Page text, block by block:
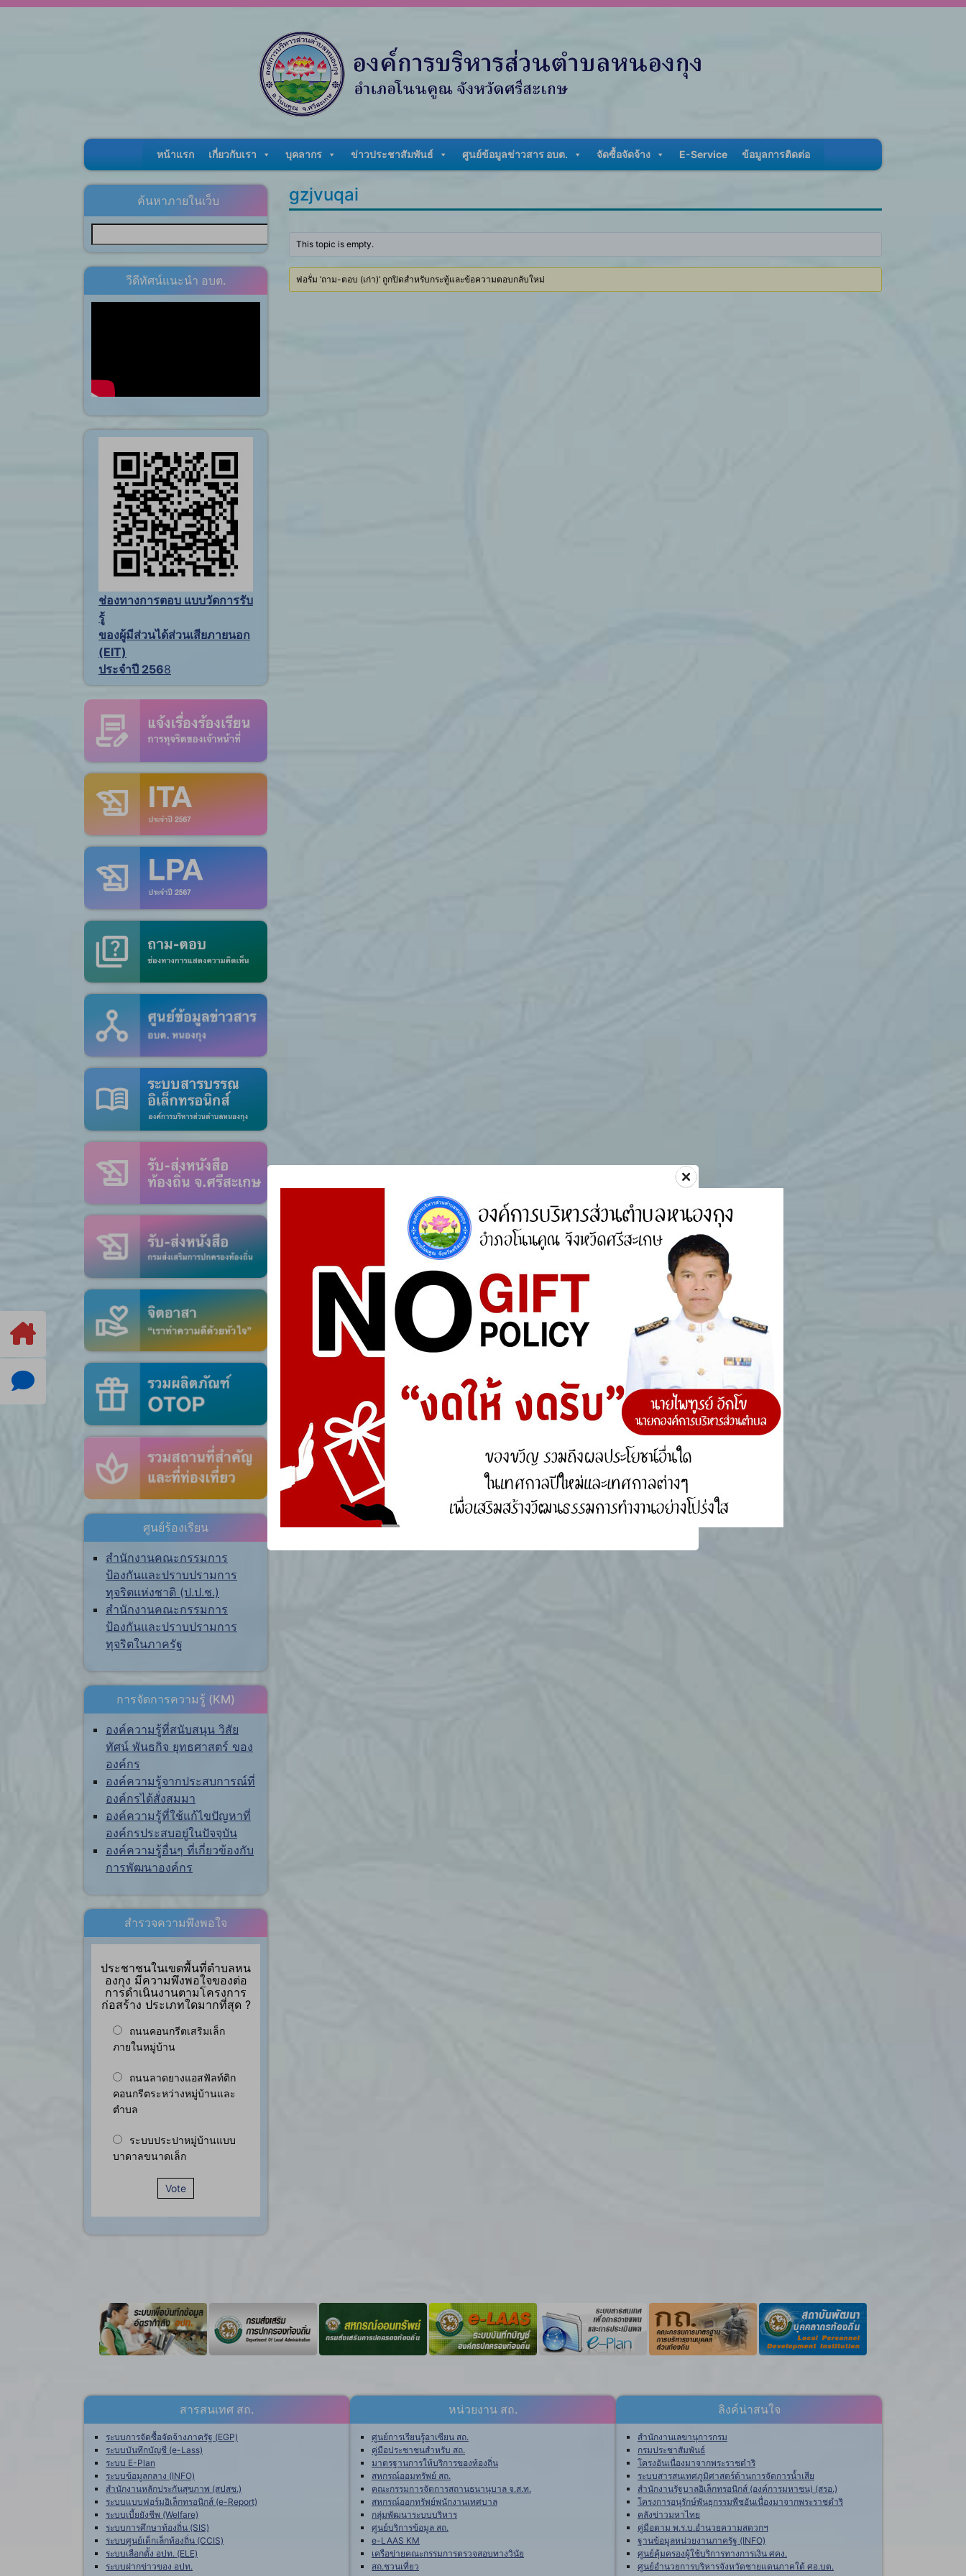
หน้าแรก เกี่ยวกับเรา บุคลากร ข่าวประชาสัมพันธ์ ศูนย์ข้อมูลข่าวสาร อบต. จัดซื้อจัดจ้าง E-Service ข้อมูลการติดต่อ
ค้นหาภายในเว็บ
วีดีทัศน์แนะนำ อบต.
ช่องทางการตอบ แบบวัดการรับ
รู้
ของผู้มีส่วนได้ส่วนเสียภายนอก
(EIT)
ประจำปี 2568
ศูนย์ร้องเรียน
สำนักงานคณะกรรมการ
ป้องกันและปราบปรามการ
ทุจริตแห่งชาติ (ป.ป.ช.)
สำนักงานคณะกรรมการ
ป้องกันและปราบปรามการ
ทุจริตในภาครัฐ
การจัดการความรู้ (KM)
องค์ความรู้ที่สนับสนุน วิสัย
ทัศน์ พันธกิจ ยุทธศาสตร์ ของ
องค์กร
องค์ความรู้จากประสบการณ์ที่
องค์กรได้สั่งสมมา
องค์ความรู้ที่ใช้แก้ไขปัญหาที่
องค์กรประสบอยู่ในปัจจุบัน
องค์ความรู้อื่นๆ ที่เกี่ยวข้องกับ
การพัฒนาองค์กร
สำรวจความพึงพอใจ
ประชาชนในเขตพื้นที่ตำบลหน
องกุง มีความพึงพอใจของต่อ
การดำเนินงานตามโครงการ
ก่อสร้าง ประเภทใดมากที่สุด ?
ถนนคอนกรีตเสริมเล็ก
ภายในหมู่บ้าน
ถนนลาดยางแอสฟัลท์ติก
คอนกรีตระหว่างหมู่บ้านและ
ตำบล
ระบบประปาหมู่บ้านแบบ
บาดาลขนาดเล็ก
Vote
gzjvuqai
This topic is empty.
ฟอรั่ม ‘ถาม-ตอบ (เก่า)’ ถูกปิดสำหรับกระทู้และข้อความตอบกลับใหม่
สารสนเทศ สถ.
ระบบการจัดซื้อจัดจ้างภาครัฐ (EGP)
ระบบบันทึกบัญชี (e-Lass)
ระบบ E-Plan
ระบบข้อมูลกลาง (INFO)
สำนักงานหลักประกันสุขภาพ (สปสช.)
ระบบแบบฟอร์มอิเล็กทรอนิกส์ (e-Report)
ระบบเบี้ยยังชีพ (Welfare)
ระบบการศึกษาท้องถิ่น (SIS)
ระบบศูนย์เด็กเล็กท้องถิ่น (CCIS)
ระบบเลือกตั้ง อปท. (ELE)
ระบบฝากข่าวของ อปท.
หน่วยงาน สถ.
ศูนย์การเรียนรู้อาเซียน สถ.
คู่มือประชาชนสำหรับ สถ.
มาตรฐานการให้บริการของท้องถิ่น
สหกรณ์ออมทรัพย์ สถ.
คณะกรรมการจัดการสถานธนานุบาล จ.ส.ท.
สหกรณ์ออกทรัพย์พนักงานเทศบาล
กลุ่มพัฒนาระบบบริหาร
ศูนย์บริการข้อมูล สถ.
e-LAAS KM
เครือข่ายคณะกรรมการตรวจสอบทางวินัย
สถ.ชวนเที่ยว
ลิงค์น่าสนใจ
สำนักงานเลขานุการกรม
กรมประชาสัมพันธ์
โครงอันเนื่องมาจากพระราชดำริ
ระบบสารสนเทศภูมิศาสตร์ด้านการจัดการน้ำเสีย
สำนักงานรัฐบาลอิเล็กทรอนิกส์ (องค์การมหาชน) (สรอ.)
โครงการอนุรักษ์พันธุกรรมพืชอันเนื่องมาจากพระราชดำริ
คลังข่าวมหาไทย
คู่มือตาม พ.ร.บ.อำนวยความสดวกฯ
ฐานข้อมูลหน่วยงานภาครัฐ (INFO)
ศูนย์คุ้มครองผู้ใช้บริการทางการเงิน ศคง.
ศูนย์อำนวยการบริหารจังหวัดชายแดนภาคใต้ ศอ.บต.